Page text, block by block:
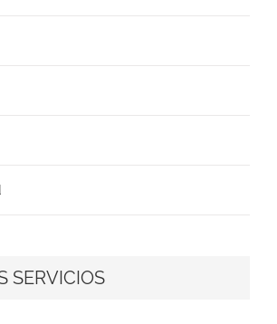
SERVICIOS